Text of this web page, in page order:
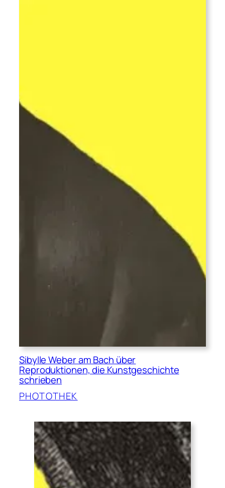
Sibylle Weber am Bach über
Reproduktionen, die Kunstgeschichte
schrieben
PHOTOTHEK